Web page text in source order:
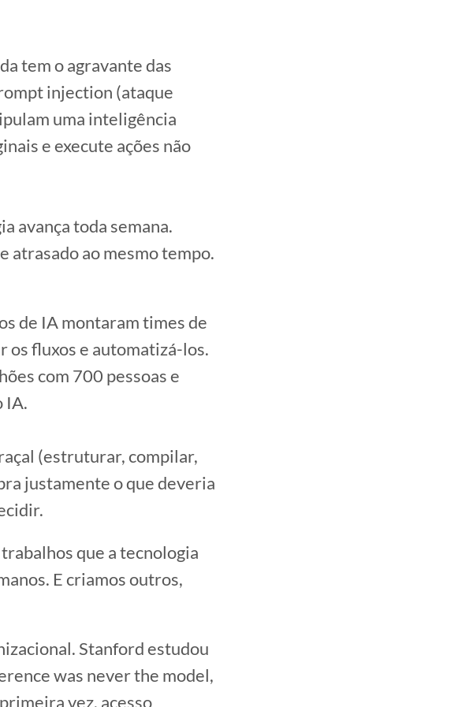
tem o agravante das
injection (ataque
uma inteligência
e execute ações não
avança toda semana.
atrasado ao mesmo tempo.
de IA montaram times de
os fluxos e automatizá-los.
com 700 pessoas e
IA.
(estruturar, compilar,
justamente o que deveria
que a tecnologia
E criamos outros,
Stanford estudou
was never the model,
vez, acesso